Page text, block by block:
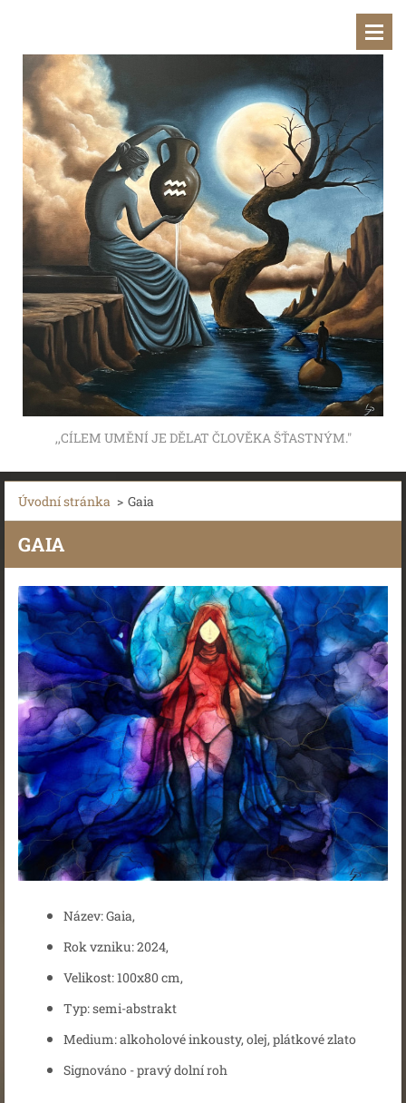
,,CÍLEM UMĚNÍ JE DĚLAT ČLOVĚKA ŠŤASTNÝM."
Úvodní stránka > Gaia
GAIA
Název: Gaia,
Rok vzniku: 2024,
Velikost: 100x80 cm,
Typ: semi-abstrakt
Medium: alkoholové inkousty, olej, plátkové zlato
Signováno - pravý dolní roh